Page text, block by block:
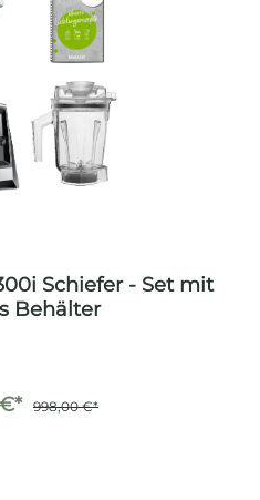
Schiefer - Set mit
Behälter
998,00 €*